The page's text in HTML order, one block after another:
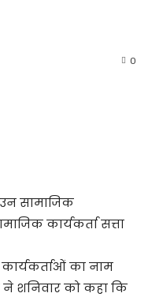
0
सामाजिक
कार्यकर्ता सत्ता
का नाम
ने शनिवार को कहा कि